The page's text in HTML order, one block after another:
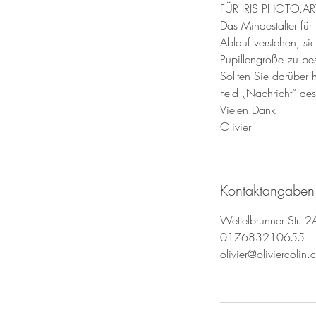
FÜR IRIS
Das Mindestalter
Ablauf verstehen,
Pupillengröße zu
Sollten Sie darüber
Feld „Nachricht“
Vielen Dank
Olivier
Kontaktangaben
Wettelbrunner Str.
017683210655